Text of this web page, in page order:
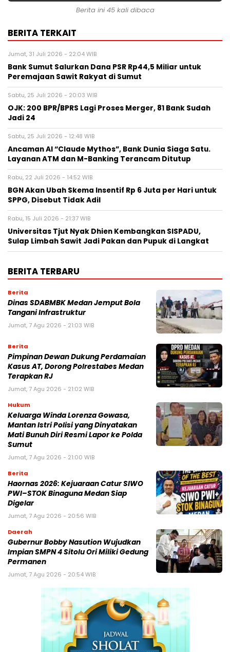
Berita ini 45 kali dibaca
BERITA TERKAIT
Jumat, 31 Juli 2026 - 22:04 WIB
Bank Sumut Salurkan Dana PSR Rp44,5 Miliar untuk
Peremajaan Sawit Rakyat di Sumut
Sabtu, 25 Juli 2026 - 20:03 WIB
OJK: 200 BPR/BPRS Lagi Proses Merger, 81 Bank Sudah
Jadi 24
Sabtu, 25 Juli 2026 - 12:48 WIB
Ancaman AI “Claude Mythos”, Bank Dunia Siaga Satu.
Layanan ATM dan M-Banking Terancam Ditutup
Rabu, 22 Juli 2026 - 14:52 WIB
BGN Akan Ubah Skema Insentif Rp 6 Juta per Hari untuk
SPPG, Disebut Tidak Adil
Rabu, 15 Juli 2026 - 21:37 WIB
Universitas Tjut Nyak Dhien Kembangkan SISPADU,
Sulap Limbah Sawit Jadi Pakan dan Pupuk di Langkat
BERITA TERBARU
Berita
Dinas SDABMBK Medan Jemput Bola
Tangani Infrastruktur
Jumat, 7 Agu 2026 - 21:03 WIB
Berita
Pimpinan Dewan Dukung Perdamaian
Kasus AT, Dorong Polrestabes Medan
Terapkan RJ
Jumat, 7 Agu 2026 - 21:02 WIB
Hukum
Keluarga Winda Lorenza Gowasa,
Mantan Istri Polisi yang Dinyatakan
Mati Bunuh Diri Resmi Lapor ke Polda
Sumut
Jumat, 7 Agu 2026 - 21:00 WIB
Berita
Haornas 2026: Kejuaraan Catur SIWO
PWI–STOK Binaguna Medan Siap
Digelar
Jumat, 7 Agu 2026 - 20:56 WIB
Daerah
Gubernur Bobby Nasution Wujudkan
Impian SMPN 4 Sitolu Ori Miliki Gedung
Permanen
Jumat, 7 Agu 2026 - 20:54 WIB